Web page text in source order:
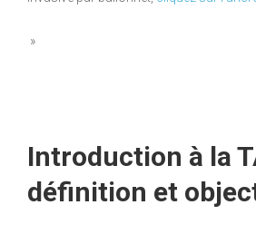
»
Introduction à la
définition et